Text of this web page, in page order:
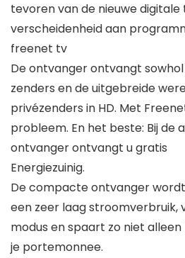
tevoren van de nieuwe
verscheidenheid aan
freenet tv
De ontvanger ontvangt
zenders en de uitgebreide
privézenders in HD. Met
probleem. En het beste: Bij de
ontvanger ontvangt u gratis
Energiezuinig.
De compacte ontvanger
een zeer laag stroomverbruik,
modus en spaart zo niet
je portemonnee.